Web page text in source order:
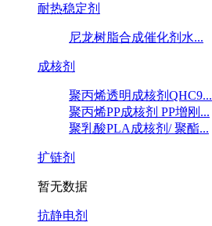
耐热稳定剂
尼龙树脂合成催化剂水...
成核剂
聚丙烯透明成核剂QHC9...
聚丙烯PP成核剂 PP增刚...
聚乳酸PLA成核剂/ 聚酯...
扩链剂
暂无数据
抗静电剂